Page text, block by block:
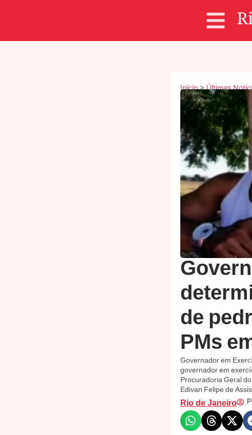
Início>Últimas
de
PMs
Governador em
governador em
Procuradoria Geral
Edivan Felipe de
Rio de Janeiro